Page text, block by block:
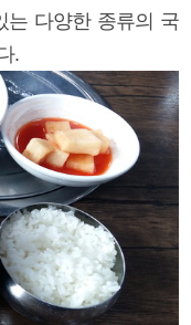
는 다양한 종류의 국
.